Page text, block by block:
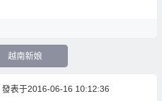
越南新娘
發表于2016-06-16 10:12:36